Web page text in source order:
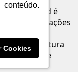
Cookies
Legrand é
em instalações
e leve textura
e